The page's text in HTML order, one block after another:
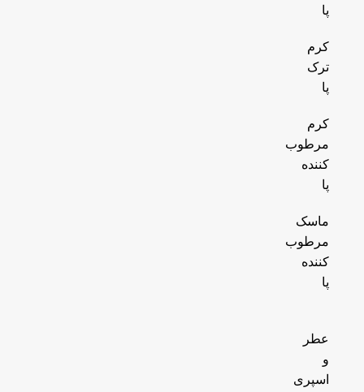
پا
کرم
ترک
پا
کرم
مرطوب
کننده
پا
ماسک
مرطوب
کننده
پا
عطر
و
اسپری